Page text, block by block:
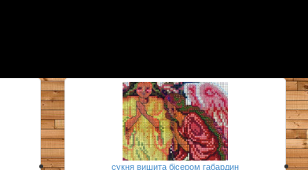
сукня вишита бісером габардин